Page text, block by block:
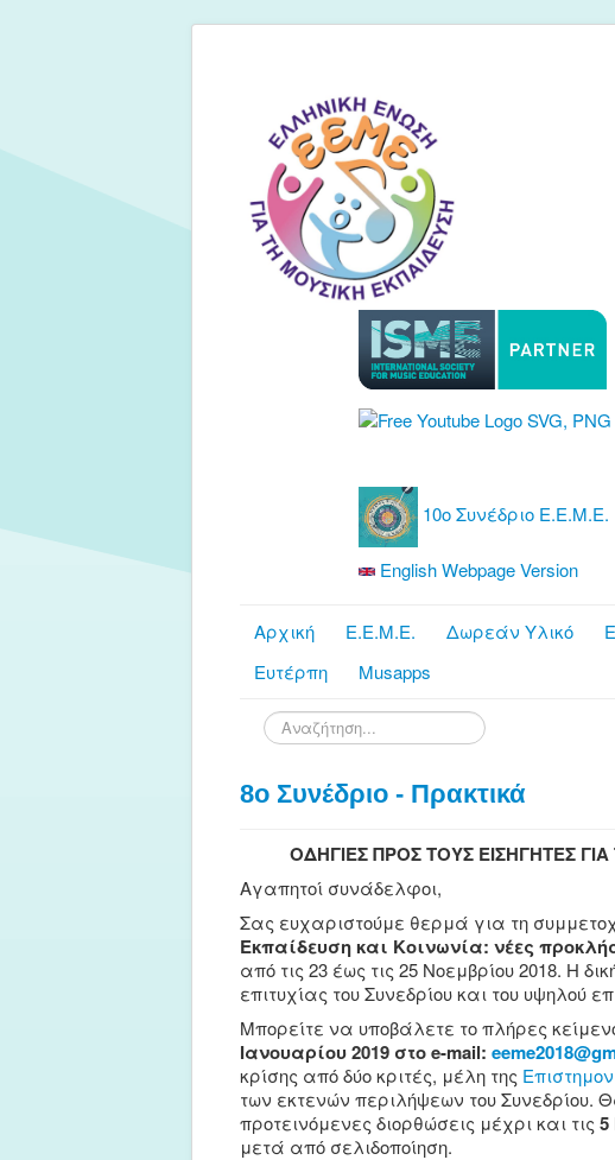
10ο Συνέδριο Ε.Ε.Μ.Ε.
English Webpage Version
Αρχική Ε.Ε.Μ.Ε. Δωρεάν Υλικό
Ευτέρπη
Musapps
Αναζήτηση...
8ο Συνέδριο - Πρακτικά
ΟΔΗΓΙΕΣ ΠΡΟΣ ΤΟΥΣ ΕΙΣΗΓΗΤΕΣ
Αγαπητοί συνάδελφοι,
Σας ευχαριστούμε θερμά για τη
Εκπαίδευση και Κοινωνία: νέες
από τις 23 έως τις 25 Νοεμβρίου 2018. Η
επιτυχίας του Συνεδρίου και του υψηλού
Μπορείτε να υποβάλετε το πλήρες
Ιανουαρίου 2019 στο e-mail:
κρίσης από δύο κριτές, μέλη της
των εκτενών περιλήψεων του Συνεδρίου.
προτεινόμενες διορθώσεις μέχρι και τις 5
μετά από σελιδοποίηση.